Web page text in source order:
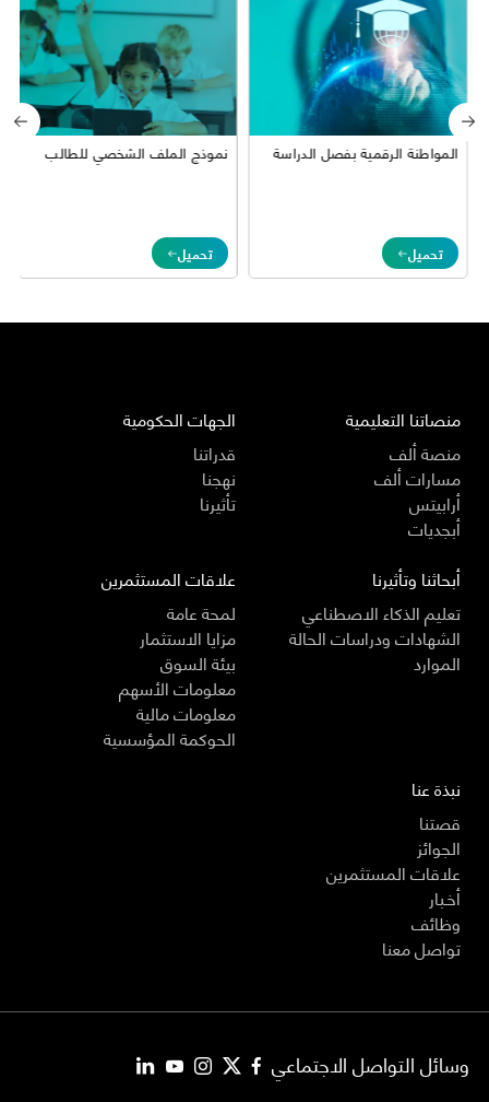
المواطنة الرقمية بفصل الدراسة
تحميل
نموذج الملف الشخصي للطالب
تحميل
منصاتنا التعليمية
منصة ألف
مسارات ألف
أرابيتس
أبجديات
الجهات الحكومية
قدراتنا
نهجنا
تأثيرنا
أبحاثنا وتأثيرنا
تعليم الذكاء الاصطناعي
الشهادات ودراسات الحالة
الموارد
علاقات المستثمرين
لمحة عامة
مزايا الاستثمار
بيئة السوق
معلومات الأسهم
معلومات مالية
الحوكمة المؤسسية
نبذة عنا
قصتنا
الجوائز
علاقات المستثمرين
أخـبار
وظائف
تواصل معنا
وسائل التواصل الاجتماعي